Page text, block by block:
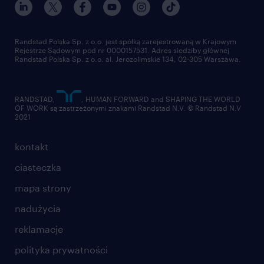
dla dostawców
pracuj w randstad
złóż CV
kontakt
ciasteczka
mapa strony
nadużycia
reklamacje
polityka prywatności
Randstad Polska Sp. z o.o. jest spółką zarejestrowaną w Krajowym
Rejestrze Sądowym pod nr 0000157531. Adres siedziby głównej
Randstad Polska Sp. z o.o. al. Jerozolimskie 134, 02-305 Warszawa.
RANDSTAD,
, HUMAN FORWARD and SHAPING THE WORLD
OF WORK są zastrzeżonymi znakami Randstad N.V. © Randstad N.V
2021